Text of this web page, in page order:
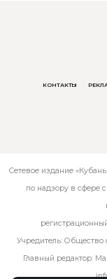
КОНТАКТЫ
Сетевое издание
по надзору в сфере
Учредитель: Общество
Главный редактор: